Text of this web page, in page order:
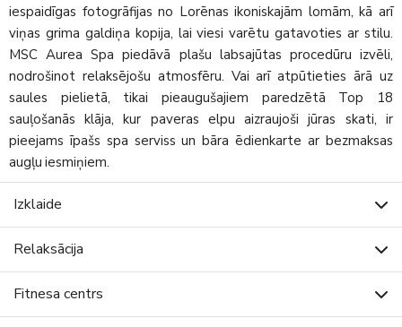
iespaidīgas fotogrāfijas no Lorēnas ikoniskajām lomām, kā arī
viņas grima galdiņa kopija, lai viesi varētu gatavoties ar stilu.
MSC Aurea Spa piedāvā plašu labsajūtas procedūru izvēli,
nodrošinot relaksējošu atmosfēru. Vai arī atpūtieties ārā uz
saules pielietā, tikai pieaugušajiem paredzētā Top 18
sauļošanās klāja, kur paveras elpu aizraujoši jūras skati, ir
pieejams īpašs spa serviss un bāra ēdienkarte ar bezmaksas
augļu iesmiņiem.
Izklaide
Relaksācija
Fitnesa centrs